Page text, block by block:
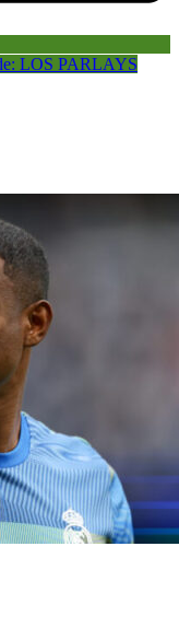
LOS PARLAYS